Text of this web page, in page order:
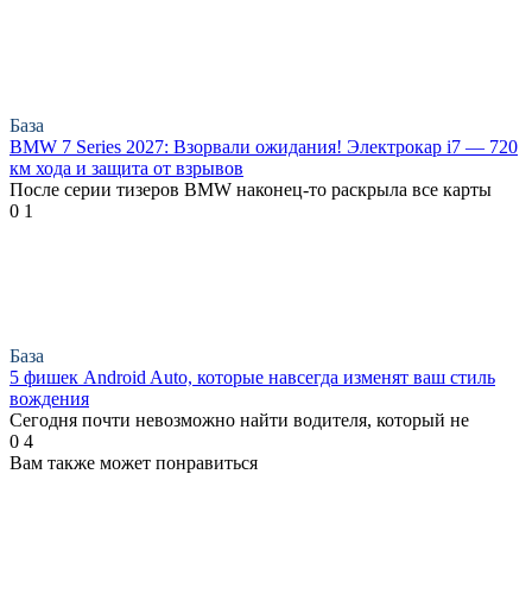
База
BMW 7 Series 2027: Взорвали ожидания! Электрокар i7 — 720
км хода и защита от взрывов
После серии тизеров BMW наконец-то раскрыла все карты
0 1
База
5 фишек Android Auto, которые навсегда изменят ваш стиль
вождения
Сегодня почти невозможно найти водителя, который не
0 4
Вам также может понравиться